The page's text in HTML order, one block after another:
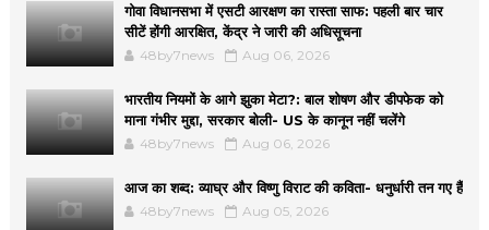
गोवा विधानसभा में एसटी आरक्षण का रास्ता साफ: पहली बार चार
सीटें होंगी आरक्षित, केंद्र ने जारी की अधिसूचना
48by7news Aug 06, 2026
भारतीय नियमों के आगे झुका मेटा?: बाल शोषण और डीपफेक को
माना गंभीर मुद्दा, सरकार बोली- US के कानून नहीं चलेंगे
48by7news Aug 06, 2026
आज का शब्द: व्याघ्र और विष्णु विराट की कविता- धनुर्धारी तन गए हैं
48by7news Aug 05, 2026